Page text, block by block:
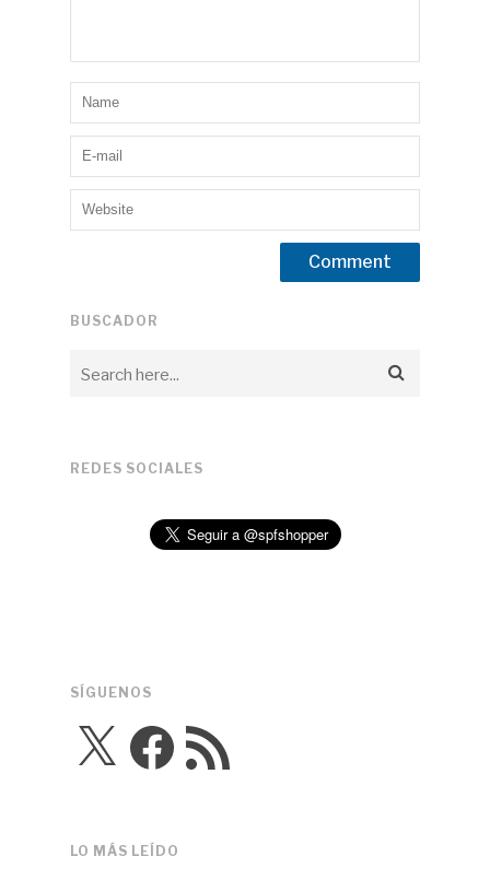
BUSCADOR
REDES SOCIALES
SÍGUENOS
X FacebookFeed
RSS
LO MÁS LEÍDO